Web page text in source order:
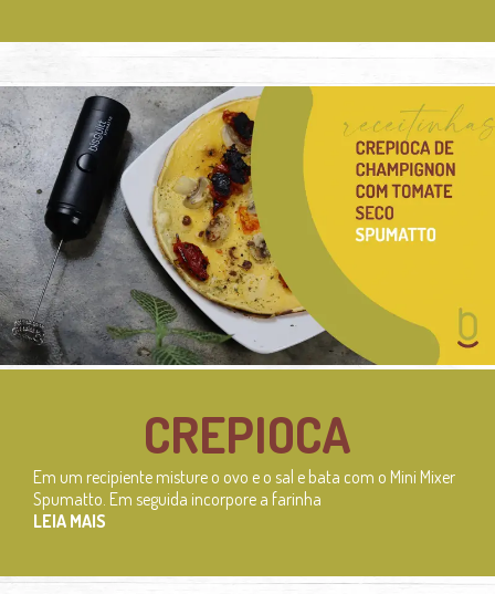
CREPIOCA
Em um recipiente misture o ovo e o sal e bata com o Mini Mixer
Spumatto. Em seguida incorpore a farinha
LEIA MAIS